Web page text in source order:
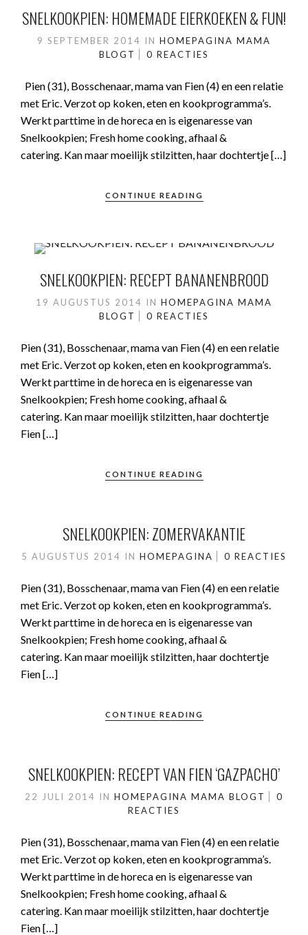
SNELKOOKPIEN: HOMEMADE EIERKOEKEN & FUN!
9 SEPTEMBER 2014 IN HOMEPAGINA MAMA
BLOGT
0 REACTIES
Pien (31), Bosschenaar, mama van Fien (4) en een relatie
met Eric. Verzot op koken, eten en kookprogramma’s.
Werkt parttime in de horeca en is eigenaresse van
Snelkookpien; Fresh home cooking, afhaal &
catering. Kan maar moeilijk stilzitten, haar dochtertje […]
CONTINUE READING
SNELKOOKPIEN: RECEPT BANANENBROOD
19 AUGUSTUS 2014 IN HOMEPAGINA MAMA
BLOGT
0 REACTIES
Pien (31), Bosschenaar, mama van Fien (4) en een relatie
met Eric. Verzot op koken, eten en kookprogramma’s.
Werkt parttime in de horeca en is eigenaresse van
Snelkookpien; Fresh home cooking, afhaal &
catering. Kan maar moeilijk stilzitten, haar dochtertje
Fien […]
CONTINUE READING
SNELKOOKPIEN: ZOMERVAKANTIE
5 AUGUSTUS 2014 IN HOMEPAGINA 0 REACTIES
Pien (31), Bosschenaar, mama van Fien (4) en een relatie
met Eric. Verzot op koken, eten en kookprogramma’s.
Werkt parttime in de horeca en is eigenaresse van
Snelkookpien; Fresh home cooking, afhaal &
catering. Kan maar moeilijk stilzitten, haar dochtertje
Fien […]
CONTINUE READING
SNELKOOKPIEN: RECEPT VAN FIEN ‘GAZPACHO’
22 JULI 2014 IN HOMEPAGINA MAMA BLOGT
0
REACTIES
Pien (31), Bosschenaar, mama van Fien (4) en een relatie
met Eric. Verzot op koken, eten en kookprogramma’s.
Werkt parttime in de horeca en is eigenaresse van
Snelkookpien; Fresh home cooking, afhaal &
catering. Kan maar moeilijk stilzitten, haar dochtertje
Fien […]